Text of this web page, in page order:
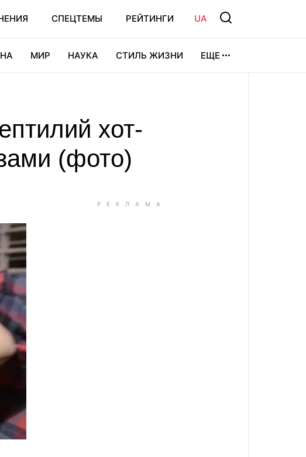
СПЕЦТЕМЫ РЕЙТИНГИ UA
МИР НАУКА СТИЛЬ ЖИЗНИ ЕЩЕ
хот-
(фото)